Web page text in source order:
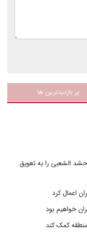
پر بازدیدترین ها
الشعبی را به تعویق
اعمال کرد
خواهیم بود
منطقه کمک کند